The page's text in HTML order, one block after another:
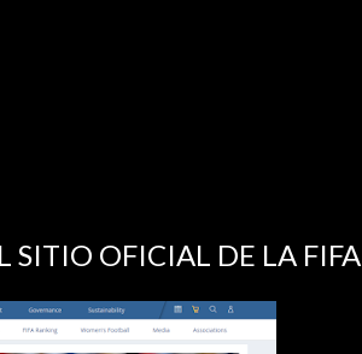
SITIO OFICIAL DE LA FIFA